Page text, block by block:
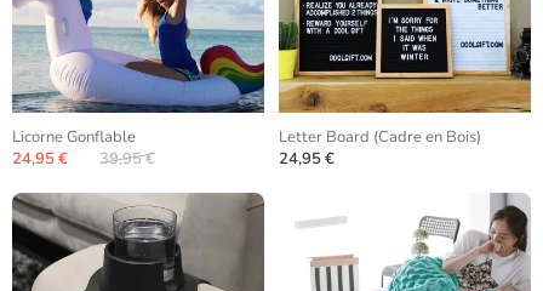
Licorne Gonflable
24,95 €
39,95 €
Letter Board (Cadre en Bois)
24,95 €